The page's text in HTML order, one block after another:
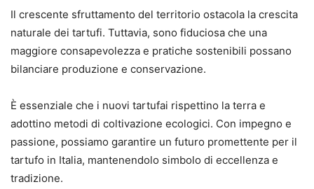
Il crescente sfruttamento del territorio ostacola la crescita
naturale dei tartufi. Tuttavia, sono fiduciosa che una
maggiore consapevolezza e pratiche sostenibili possano
bilanciare produzione e conservazione.
È essenziale che i nuovi tartufai rispettino la terra e
adottino metodi di coltivazione ecologici. Con impegno e
passione, possiamo garantire un futuro promettente per il
tartufo in Italia, mantenendolo simbolo di eccellenza e
tradizione.